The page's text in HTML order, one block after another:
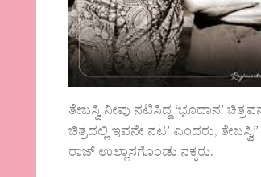
ತೇಜಸ್ವಿ ನೀವು ನಟಿಸಿದ್ದ ‘ಭೂದಾನ’
ಚಿತ್ರದಲ್ಲಿ ಇವನೇ ನಟ’ ಎಂದರು,
ರಾಜ್ ಉಲ್ಲಾಸಗೊಂಡು ನಕ್ಕರು.